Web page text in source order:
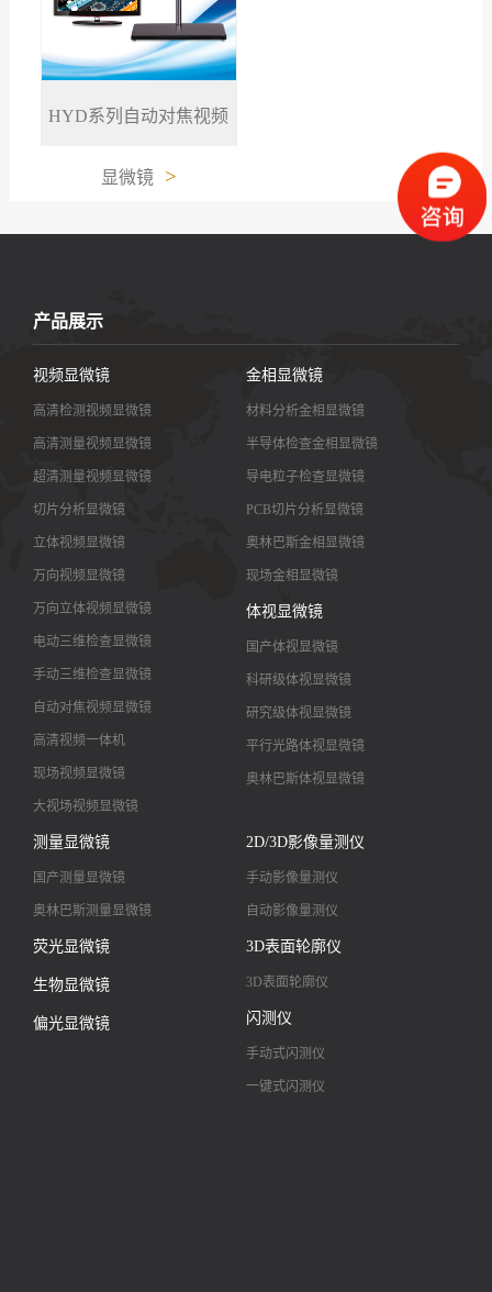
HYD系列​自动对焦视频
显微镜 >
产品展示
视频显微镜
高清检测视频显微镜
高清测量视频显微镜
超清测量视频显微镜
切片分析显微镜
立体视频显微镜
万向视频显微镜
万向立体视频显微镜
电动三维检查显微镜
手动三维检查显微镜
自动对焦视频显微镜
高清视频一体机
现场视频显微镜
大视场视频显微镜
大景深视频显微镜
高清镜头
金相显微镜
材料分析金相显微镜
半导体检查金相显微镜
导电粒子检查显微镜
PCB切片分析显微镜
奥林巴斯金相显微镜
现场金相显微镜
体视显微镜
国产体视显微镜
科研级体视显微镜
研究级体视显微镜
平行光路体视显微镜
奥林巴斯体视显微镜
测量显微镜
国产测量显微镜
奥林巴斯测量显微镜
荧光显微镜
生物显微镜
偏光显微镜
2D/3D影像量测仪
手动影像量测仪
自动影像量测仪
3D表面轮廓仪
3D表面轮廓仪
闪测仪
手动式闪测仪
一键式闪测仪